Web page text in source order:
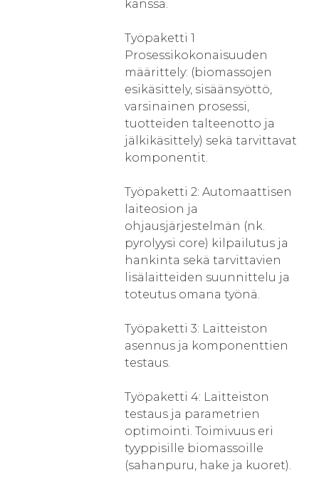
kanssa.
Työpaketti 1
Prosessikokonaisuuden
määrittely: (biomassojen
esikäsittely, sisäänsyöttö,
varsinainen prosessi,
tuotteiden talteenotto ja
jälkikäsittely) sekä tarvittavat
komponentit.
Työpaketti 2: Automaattisen
laiteosion ja
ohjausjärjestelmän (nk.
pyrolyysi core) kilpailutus ja
hankinta sekä tarvittavien
lisälaitteiden suunnittelu ja
toteutus omana työnä.
Työpaketti 3: Laitteiston
asennus ja komponenttien
testaus.
Työpaketti 4: Laitteiston
testaus ja parametrien
optimointi. Toimivuus eri
tyyppisille biomassoille
(sahanpuru, hake ja kuoret).